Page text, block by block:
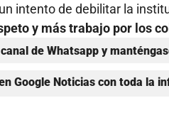
intento de debilitar la
y más trabajo por los
de Whatsapp y
Google Noticias con toda la